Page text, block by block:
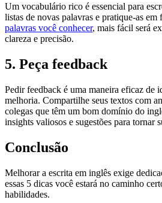
Um vocabulário rico é essencial para
listas de novas palavras e pratique-as em
palavras você conhecer, mais fácil será
clareza e precisão.
5. Peça feedback
Pedir feedback é uma maneira eficaz de
melhoria. Compartilhe seus textos com
colegas que têm um bom domínio do
insights valiosos e sugestões para tornar
Conclusão
Melhorar a escrita em inglês exige
essas 5 dicas você estará no caminho
habilidades.